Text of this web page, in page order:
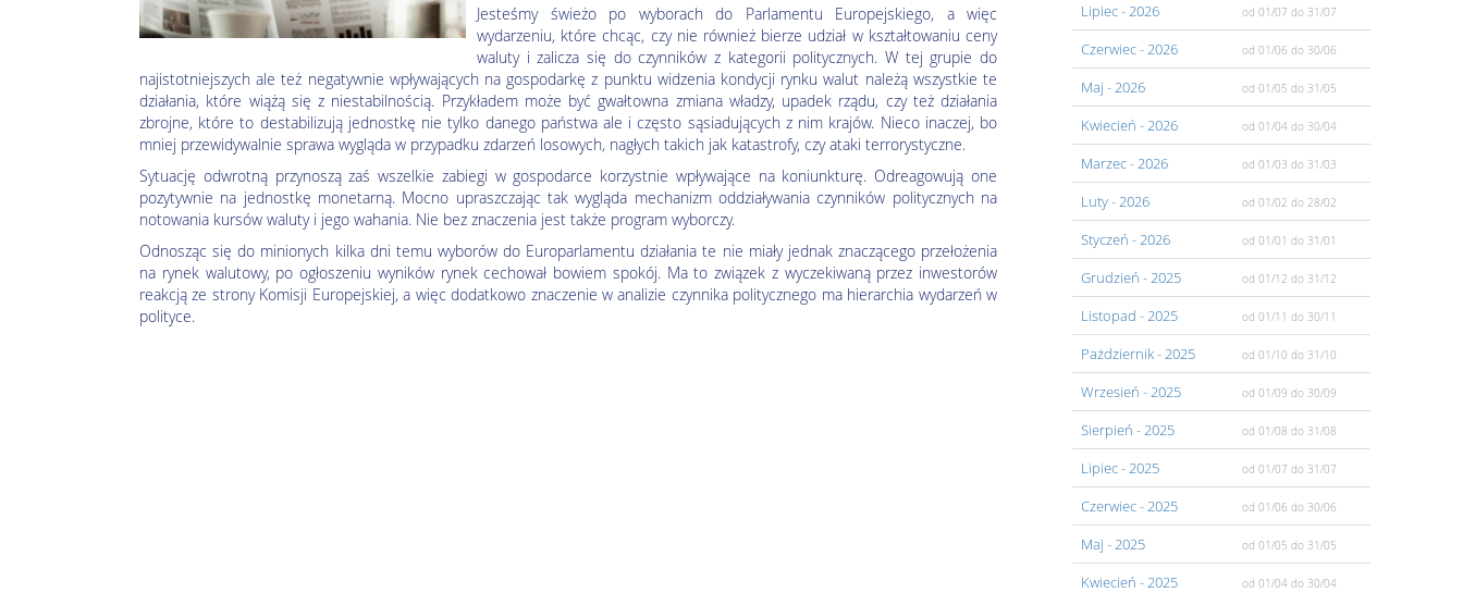
Jesteśmy świeżo po wyborach do Parlamentu Europejskiego, a więc
wydarzeniu, które chcąc, czy nie również bierze udział w kształtowaniu ceny
waluty i zalicza się do czynników z kategorii politycznych. W tej grupie do
najistotniejszych ale też negatywnie wpływających na gospodarkę z punktu widzenia kondycji rynku walut należą wszystkie te
działania, które wiążą się z niestabilnością. Przykładem może być gwałtowna zmiana władzy, upadek rządu, czy też działania
zbrojne, które to destabilizują jednostkę nie tylko danego państwa ale i często sąsiadujących z nim krajów. Nieco inaczej, bo
mniej przewidywalnie sprawa wygląda w przypadku zdarzeń losowych, nagłych takich jak katastrofy, czy ataki terrorystyczne.
Sytuację odwrotną przynoszą zaś wszelkie zabiegi w gospodarce korzystnie wpływające na koniunkturę. Odreagowują one
pozytywnie na jednostkę monetarną. Mocno upraszczając tak wygląda mechanizm oddziaływania czynników politycznych na
notowania kursów waluty i jego wahania. Nie bez znaczenia jest także program wyborczy.
Odnosząc się do minionych kilka dni temu wyborów do Europarlamentu działania te nie miały jednak znaczącego przełożenia
na rynek walutowy, po ogłoszeniu wyników rynek cechował bowiem spokój. Ma to związek z wyczekiwaną przez inwestorów
reakcją ze strony Komisji Europejskiej, a więc dodatkowo znaczenie w analizie czynnika politycznego ma hierarchia wydarzeń w
polityce.
Lipiec- 2026 od 01/07 do 31/07
Czerwiec- 2026 od 01/06 do 30/06
Maj - 2026 od 01/05 do 31/05
Kwiecień - 2026 od 01/04 do 30/04
Marzec- 2026 od 01/03 do 31/03
Luty- 2026 od 01/02 do 28/02
Styczeń - 2026 od 01/01 do 31/01
Grudzień - 2025 od 01/12 do 31/12
Listopad - 2025 od 01/11 do 30/11
Pażdziernik- 2025 od 01/10 do 31/10
Wrzesień - 2025 od 01/09 do 30/09
Sierpień - 2025 od 01/08 do 31/08
Lipiec- 2025 od 01/07 do 31/07
Czerwiec- 2025 od 01/06 do 30/06
Maj - 2025 od 01/05 do 31/05
Kwiecień - 2025 od 01/04 do 30/04